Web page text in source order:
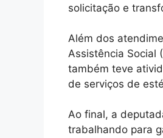
solicitação e
Além dos
Assistência Social
também teve
de serviços de
Ao final, a
trabalhando para